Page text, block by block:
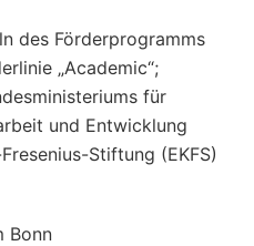
des Förderprogramms
„Academic“;
für
und Entwicklung
Stiftung (EKFS)
Bonn